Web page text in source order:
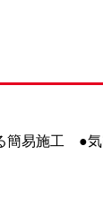
簡易施工 ●